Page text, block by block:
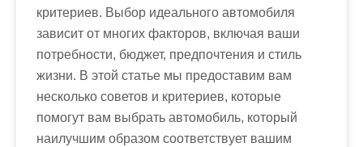
критериев. Выбор идеального автомобиля
зависит от многих факторов, включая ваши
потребности, бюджет, предпочтения и стиль
жизни. В этой статье мы предоставим вам
несколько советов и критериев, которые
помогут вам выбрать автомобиль, который
наилучшим образом соответствует вашим